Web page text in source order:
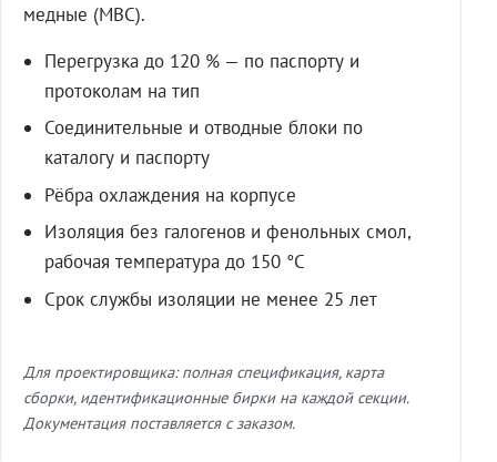
медные (МВС).
Перегрузка до 120 % — по паспорту и
протоколам на тип
Соединительные и отводные блоки по
каталогу и паспорту
Рёбра охлаждения на корпусе
Изоляция без галогенов и фенольных смол,
рабочая температура до 150 °C
Срок службы изоляции не менее 25 лет
Для проектировщика: полная спецификация, карта
сборки, идентификационные бирки на каждой секции.
Документация поставляется с заказом.